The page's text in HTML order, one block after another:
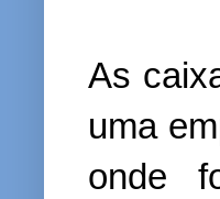
As
uma
onde